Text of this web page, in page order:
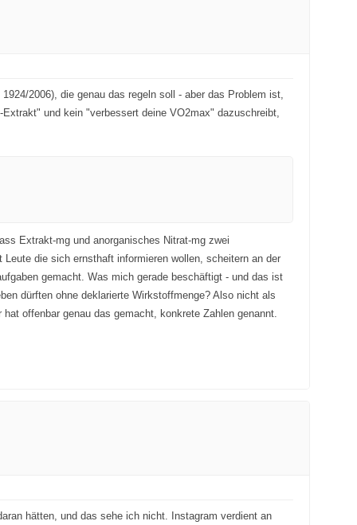
2006), die genau das regeln soll - aber das Problem ist,
und kein "verbessert deine VO2max" dazuschreibt,
Extrakt-mg und anorganisches Nitrat-mg zwei
die sich ernsthaft informieren wollen, scheitern an der
gemacht. Was mich gerade beschäftigt - und das ist
dürften ohne deklarierte Wirkstoffmenge? Also nicht als
offenbar genau das gemacht, konkrete Zahlen genannt.
hätten, und das sehe ich nicht. Instagram verdient an